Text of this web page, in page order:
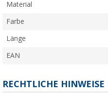
Material
Farbe
Länge
EAN
RECHTLICHE HINWEISE